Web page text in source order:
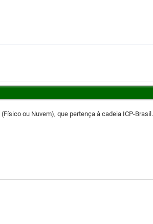
ou Nuvem), que pertença à cadeia ICP-Brasil.